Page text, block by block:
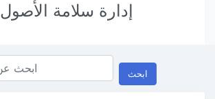
إدارة سلامة الأصول
ابحث